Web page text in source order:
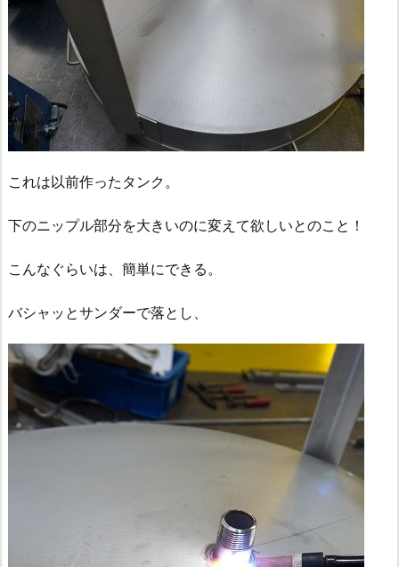
これは以前作ったタンク。
下のニップル部分を大きいのに変えて欲しいとのこと！
こんなぐらいは、簡単にできる。
バシャッとサンダーで落とし、